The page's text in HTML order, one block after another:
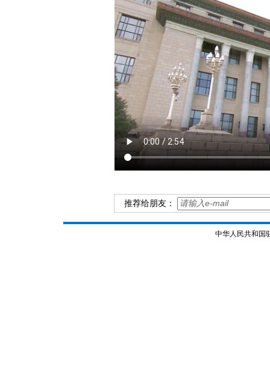
推荐给朋友：
中华人民共和国